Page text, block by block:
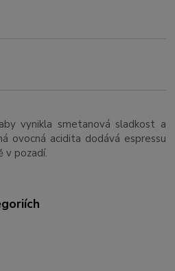
vynikla smetanová sladkost a
ovocná acidita dodává espressu
v pozadí.